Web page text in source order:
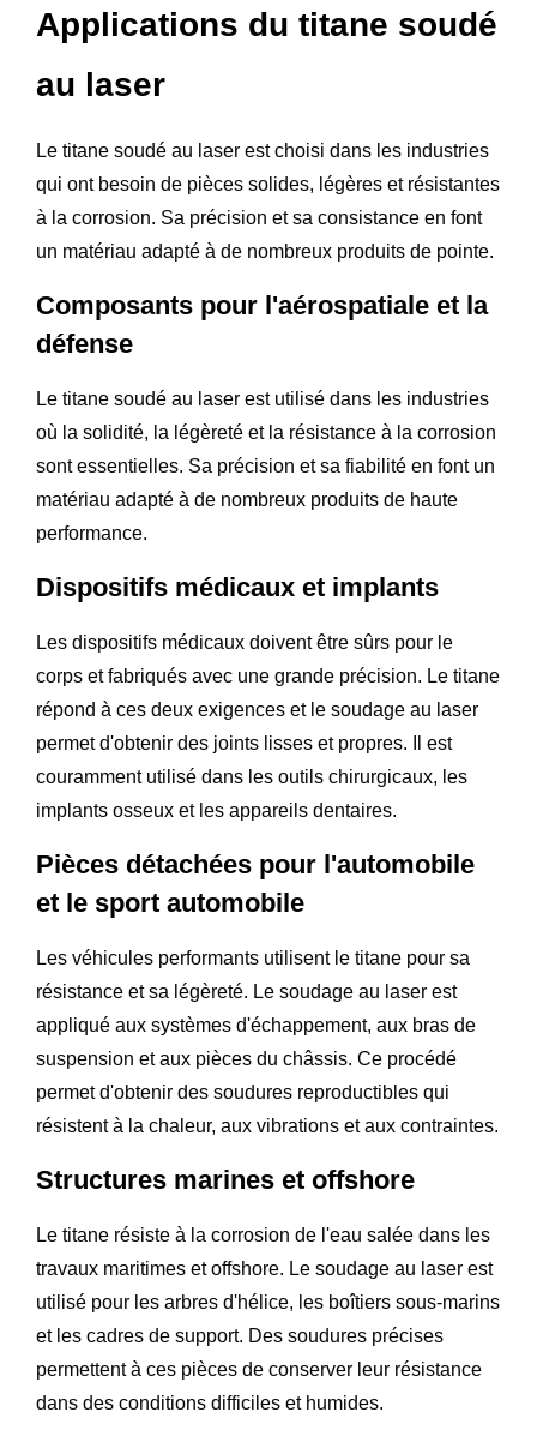
Applications du titane soudé
au laser
Le titane soudé au laser est choisi dans les industries
qui ont besoin de pièces solides, légères et résistantes
à la corrosion. Sa précision et sa consistance en font
un matériau adapté à de nombreux produits de pointe.
Composants pour l'aérospatiale et la
défense
Le titane soudé au laser est utilisé dans les industries
où la solidité, la légèreté et la résistance à la corrosion
sont essentielles. Sa précision et sa fiabilité en font un
matériau adapté à de nombreux produits de haute
performance.
Dispositifs médicaux et implants
Les dispositifs médicaux doivent être sûrs pour le
corps et fabriqués avec une grande précision. Le titane
répond à ces deux exigences et le soudage au laser
permet d'obtenir des joints lisses et propres. Il est
couramment utilisé dans les outils chirurgicaux, les
implants osseux et les appareils dentaires.
Pièces détachées pour l'automobile
et le sport automobile
Les véhicules performants utilisent le titane pour sa
résistance et sa légèreté. Le soudage au laser est
appliqué aux systèmes d'échappement, aux bras de
suspension et aux pièces du châssis. Ce procédé
permet d'obtenir des soudures reproductibles qui
résistent à la chaleur, aux vibrations et aux contraintes.
Structures marines et offshore
Le titane résiste à la corrosion de l'eau salée dans les
travaux maritimes et offshore. Le soudage au laser est
utilisé pour les arbres d'hélice, les boîtiers sous-marins
et les cadres de support. Des soudures précises
permettent à ces pièces de conserver leur résistance
dans des conditions difficiles et humides.